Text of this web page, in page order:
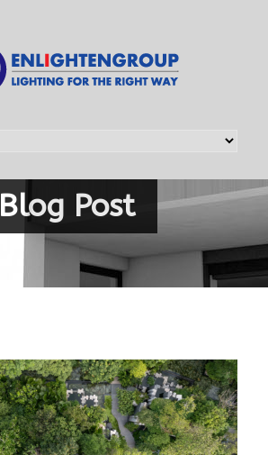
Blog Post